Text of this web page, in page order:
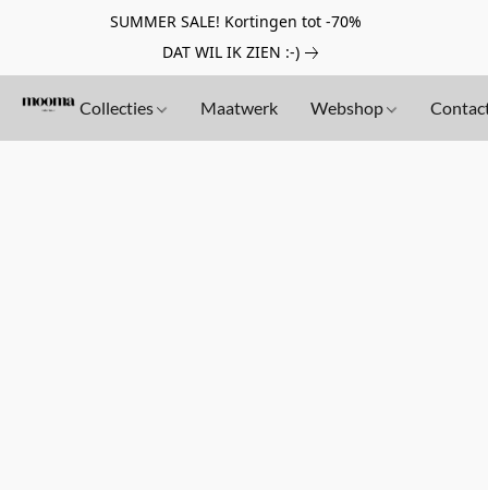
SUMMER SALE! Kortingen tot -70%
DAT WIL IK ZIEN :-)
Collecties Maatwerk Webshop